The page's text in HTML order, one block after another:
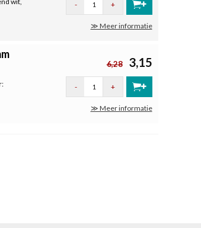
- +
≫ Meer informatie
6,28 3,15
- +
≫ Meer informatie